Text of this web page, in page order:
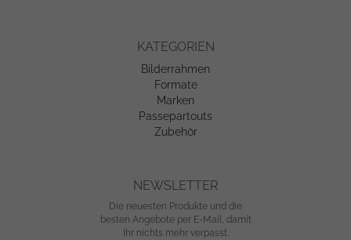
KATEGORIEN
Bilderrahmen
Formate
Marken
Passepartouts
Zubehör
NEWSLETTER
Die neuesten Produkte und die
besten Angebote per E-Mail, damit
Ihr nichts mehr verpasst.